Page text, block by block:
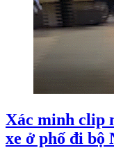
Xác minh clip
xe ở phố đi bộ